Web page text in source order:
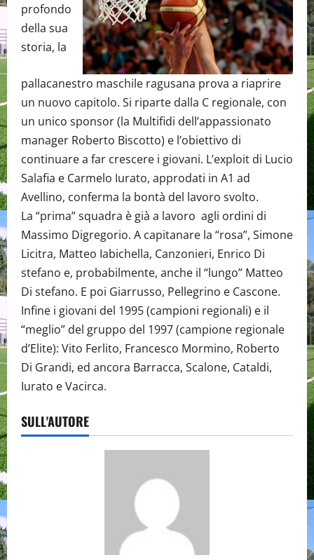
profondo
della sua
storia, la
pallacanestro maschile ragusana prova a riaprire
un nuovo capitolo. Si riparte dalla C regionale, con
un unico sponsor (la Multifidi dell’appassionato
manager Roberto Biscotto) e l’obiettivo di
continuare a far crescere i giovani. L’exploit di Lucio
Salafia e Carmelo Iurato, approdati in A1 ad
Avellino, conferma la bontà del lavoro svolto.
La “prima” squadra è già a lavoro agli ordini di
Massimo Digregorio. A capitanare la “rosa”, Simone
Licitra, Matteo Iabichella, Canzonieri, Enrico Di
stefano e, probabilmente, anche il “lungo” Matteo
Di stefano. E poi Giarrusso, Pellegrino e Cascone.
Infine i giovani del 1995 (campioni regionali) e il
“meglio” del gruppo del 1997 (campione regionale
d’Elite): Vito Ferlito, Francesco Mormino, Roberto
Di Grandi, ed ancora Barracca, Scalone, Cataldi,
Iurato e Vacirca.
SULL'AUTORE